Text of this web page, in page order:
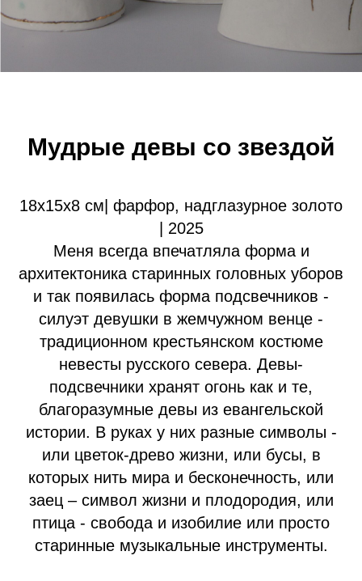
Мудрые девы со звездой
18х15х8 см| фарфор, надглазурное золото
| 2025
Меня всегда впечатляла форма и
архитектоника старинных головных уборов
и так появилась форма подсвечников -
силуэт девушки в жемчужном венце -
традиционном крестьянском костюме
невесты русского севера. Девы-
подсвечники хранят огонь как и те,
благоразумные девы из евангельской
истории. В руках у них разные символы -
или цветок-древо жизни, или бусы, в
которых нить мира и бесконечность, или
заец – символ жизни и плодородия, или
птица - свобода и изобилие или просто
старинные музыкальные инструменты.